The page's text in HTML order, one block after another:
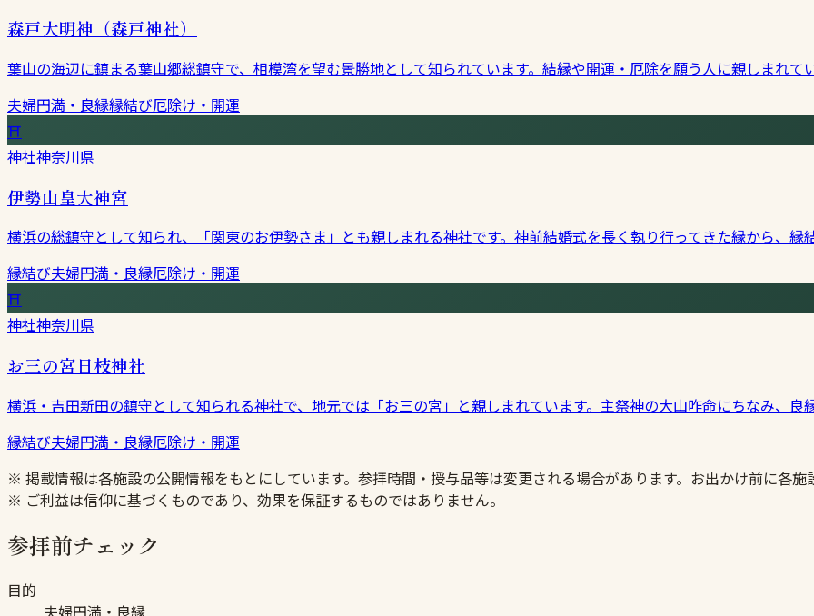
森戸大明神（森戸神社）
葉山の海辺に鎮まる葉山郷総鎮守で、相模湾を望む景勝地として知られています。結縁や開運・厄除を願う人に親しまれて
夫婦円満・良縁縁結び厄除け・開運
⛩
神社神奈川県
伊勢山皇大神宮
横浜の総鎮守として知られ、「関東のお伊勢さま」とも親しまれる神社です。神前結婚式を長く執り行ってきた縁から、
縁結び夫婦円満・良縁厄除け・開運
⛩
神社神奈川県
お三の宮日枝神社
横浜・吉田新田の鎮守として知られる神社で、地元では「お三の宮」と親しまれています。主祭神の大山咋命にちなみ、
縁結び夫婦円満・良縁厄除け・開運
※ 掲載情報は各施設の公開情報をもとにしています。参拝時間・授与品等は変更される場合があります。お出かけ前に各
※ ご利益は信仰に基づくものであり、効果を保証するものではありません。
参拝前チェック
目的
夫婦円満・良縁